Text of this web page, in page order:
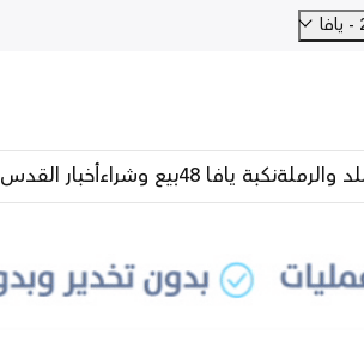
والرملةنكبة يافا 48 بيع وشراءأخبار القدس